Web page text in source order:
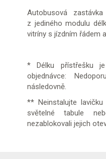
Autobusová
z jediného modulu
vitríny s jízdním řádem
* Délku přístřešku
objednávce:
následovně.
** Neinstalujte
světelné tabule
nezablokovali jejich